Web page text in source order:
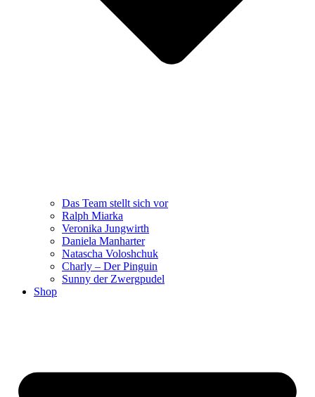
Das Team stellt sich vor
Ralph Miarka
Veronika Jungwirth
Daniela Manharter
Natascha Voloshchuk
Charly – Der Pinguin
Sunny der Zwergpudel
Shop